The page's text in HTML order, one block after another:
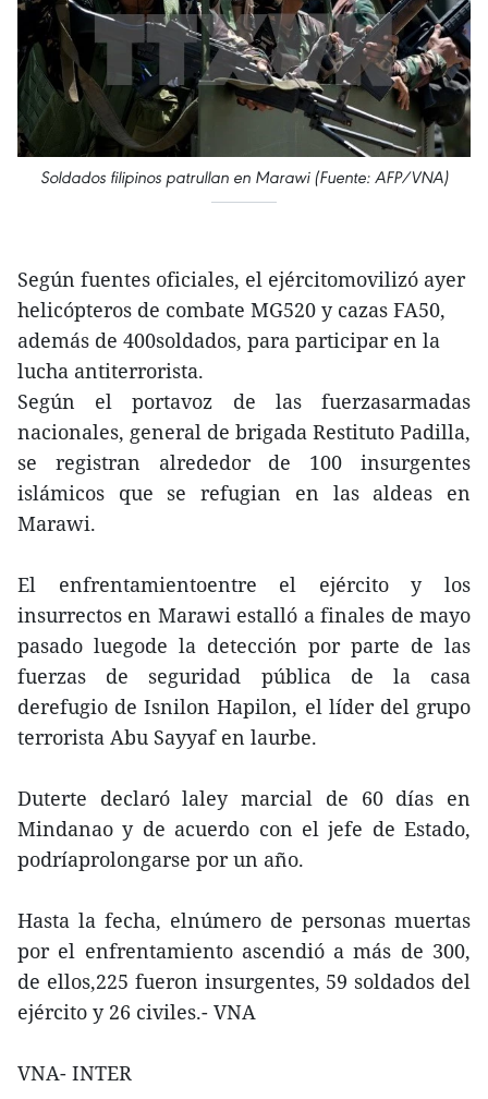
Soldados filipinos patrullan en Marawi (Fuente: AFP/VNA)
Según fuentes oficiales, el ejércitomovilizó ayer
helicópteros de combate MG520 y cazas FA50,
además de 400soldados, para participar en la
lucha antiterrorista.
Según el portavoz de las fuerzasarmadas
nacionales, general de brigada Restituto Padilla,
se registran alrededor de 100 insurgentes
islámicos que se refugian en las aldeas en
Marawi.
El enfrentamientoentre el ejército y los
insurrectos en Marawi estalló a finales de mayo
pasado luegode la detección por parte de las
fuerzas de seguridad pública de la casa
derefugio de Isnilon Hapilon, el líder del grupo
terrorista Abu Sayyaf en laurbe.
Duterte declaró laley marcial de 60 días en
Mindanao y de acuerdo con el jefe de Estado,
podríaprolongarse por un año.
Hasta la fecha, elnúmero de personas muertas
por el enfrentamiento ascendió a más de 300,
de ellos,225 fueron insurgentes, 59 soldados del
ejército y 26 civiles.- VNA
VNA- INTER